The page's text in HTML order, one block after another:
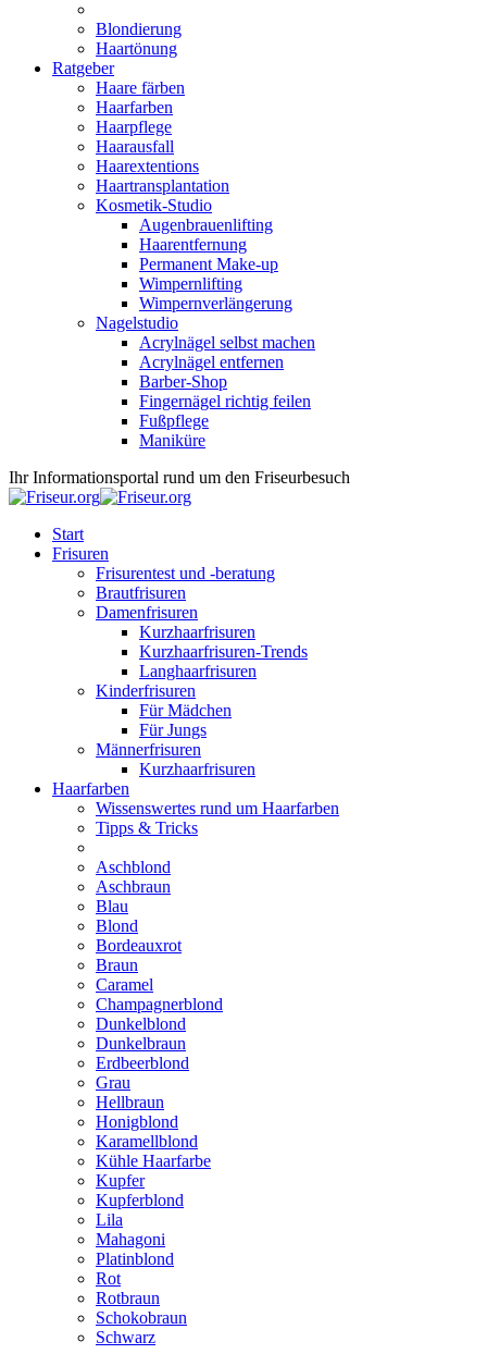
Blondierung
Haartönung
Ratgeber
Haare färben
Haarfarben
Haarpflege
Haarausfall
Haarextentions
Haartransplantation
Kosmetik-Studio
Augenbrauenlifting
Haarentfernung
Permanent Make-up
Wimpernlifting
Wimpernverlängerung
Nagelstudio
Acrylnägel selbst machen
Acrylnägel entfernen
Barber-Shop
Fingernägel richtig feilen
Fußpflege
Maniküre
Ihr Informationsportal rund um den Friseurbesuch
Start
Frisuren
Frisurentest und -beratung
Brautfrisuren
Damenfrisuren
Kurzhaarfrisuren
Kurzhaarfrisuren-Trends
Langhaarfrisuren
Kinderfrisuren
Für Mädchen
Für Jungs
Männerfrisuren
Kurzhaarfrisuren
Haarfarben
Wissenswertes rund um Haarfarben
Tipps & Tricks
Aschblond
Aschbraun
Blau
Blond
Bordeauxrot
Braun
Caramel
Champagnerblond
Dunkelblond
Dunkelbraun
Erdbeerblond
Grau
Hellbraun
Honigblond
Karamellblond
Kühle Haarfarbe
Kupfer
Kupferblond
Lila
Mahagoni
Platinblond
Rot
Rotbraun
Schokobraun
Schwarz